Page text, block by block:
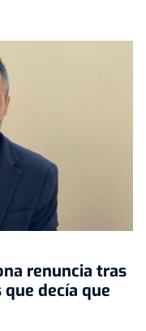
renuncia tras
decía que